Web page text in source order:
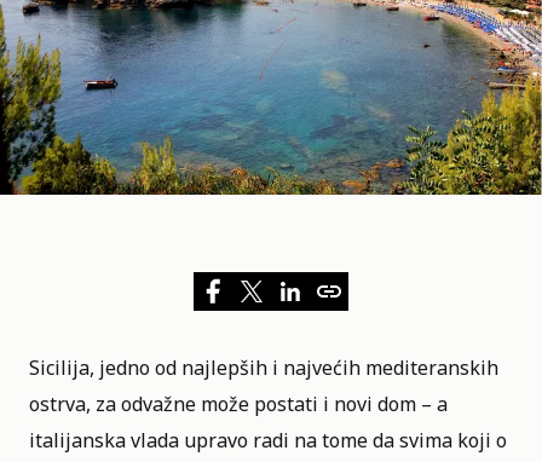
Sicilija, jedno od najlepših i najvećih mediteranskih
ostrva, za odvažne može postati i novi dom – a
italijanska vlada upravo radi na tome da svima koji o